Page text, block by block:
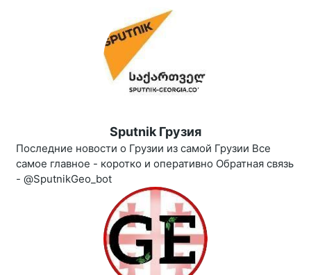
Sputnik Грузия
Последние новости о Грузии из самой Грузии Все
самое главное - коротко и оперативно Обратная связь
- @SputnikGeo_bot